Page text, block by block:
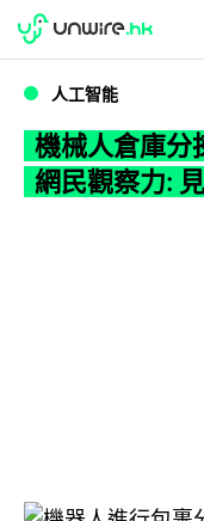
WWDC 2026
人工智能
機械人倉庫分
網民觀察力: